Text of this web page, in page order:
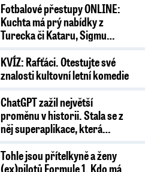
Fotbalové přestupy ONLINE:
Kuchta má prý nabídky z
Turecka či Kataru, Sigmu…
KVÍZ: Rafťáci. Otestujte své
znalosti kultovní letní komedie
ChatGPT zažil největší
proměnu v historii. Stala se z
něj superaplikace, která…
Tohle jsou přítelkyně a ženy
(ex)pilotů Formule 1. Kdo má